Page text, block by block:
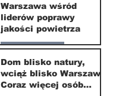
24 mar
Warszawa wśród
liderów poprawy
jakości powietrza
Nasze miasto
24 mar
Dom blisko natury,
wciąż blisko Warszawy.
Coraz więcej osób